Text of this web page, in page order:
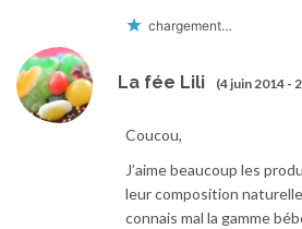
chargement…
La fée Lili (4 juin 2014 -
Coucou,
J’aime beaucoup les
leur composition
connais mal la gamme